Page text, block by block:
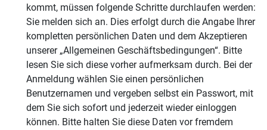
kommt, müssen folgende Schritte durchlaufen werden:
Sie melden sich an. Dies erfolgt durch die Angabe Ihrer
kompletten persönlichen Daten und dem Akzeptieren
unserer „Allgemeinen Geschäftsbedingungen“. Bitte
lesen Sie sich diese vorher aufmerksam durch. Bei der
Anmeldung wählen Sie einen persönlichen
Benutzernamen und vergeben selbst ein Passwort, mit
dem Sie sich sofort und jederzeit wieder einloggen
können. Bitte halten Sie diese Daten vor fremdem